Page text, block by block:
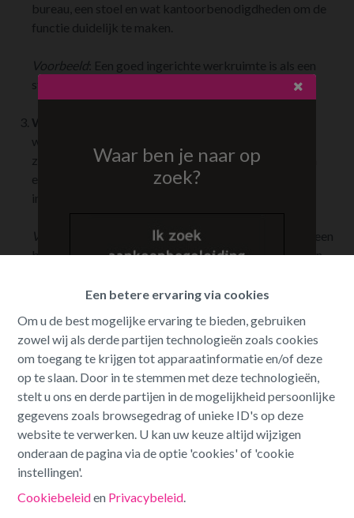
Een betere ervaring via cookies
Om u de best mogelijke ervaring te bieden, gebruiken
zowel wij als derde partijen technologieën zoals cookies
om toegang te krijgen tot apparaatinformatie en/of deze
op te slaan. Door in te stemmen met deze technologieën,
stelt u ons en derde partijen in de mogelijkheid persoonlijke
gegevens zoals browsegedrag of unieke ID's op deze
website te verwerken. U kan uw keuze altijd wijzigen
onderaan de pagina via de optie 'cookies' of 'cookie
instellingen'.
Cookiebeleiden Privacybeleid
bureau, een stoel en wat kantoorbenodigdheden om de
functie duidelijk te maken.
Voorbeeld: Een goed ingerichte werkruimte is als een
stille hoek in een druk café. Het biedt rust en focus.
Woonkamers gezellig maken
woonkamer uitnodigend en comfortabel is. Plaats
zitmeubels zoals banken en stoelen, een salontafel en
eventueel een tv-meubel. Zorg voor een gezellige
inrichting die uitnodigt tot ontspanning.
Voorbeeld
: Een woonkamer zonder zitplaatsen is als een
bioscoop zonder stoelen. Mensen willen kunnen zitten
hebt, zorg dan dat deze ruimte duidelijk als eetkamer
wordt gepresenteerd. Plaats een eettafel, stoelen en
eventueel een buffetkast. Als je een open ruimte hebt,
overweeg dan het gebruik van een kleed of verlichting
om het eetgedeelte te definiëren.
Voorbeeld: Een eetruimte zonder tafel is als een feest
zonder eten. Het mist een centraal punt.
Gebruik verloren hoekjes: Geef verloren hoekjes,
Waar ben je naar op
zoek?